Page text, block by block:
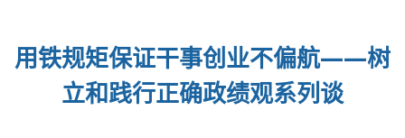
用铁规矩保证干事创业不偏航——树
立和践行正确政绩观系列谈